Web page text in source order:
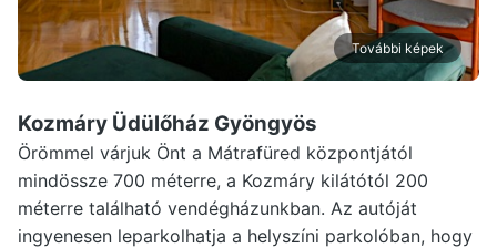
További képek
Kozmáry Üdülőház Gyöngyös
Örömmel várjuk Önt a Mátrafüred központjától
mindössze 700 méterre, a Kozmáry kilátótól 200
méterre található vendégházunkban. Az autóját
ingyenesen leparkolhatja a helyszíni parkolóban, hogy